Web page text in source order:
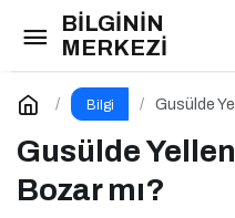
BİLGİNİN
MERKEZİ
Bilgi Gusülde
Gusülde
Bozar mı?
Gusülde
Yorum Yap